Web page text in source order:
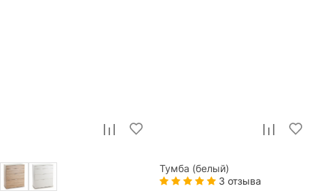
Тумба (белый)
3 отзыва